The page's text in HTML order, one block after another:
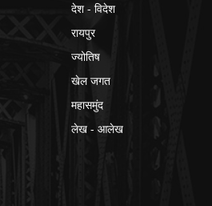
देश - विदेश
रायपुर
ज्योतिष
खेल जगत
महासमुंद
लेख - आलेख